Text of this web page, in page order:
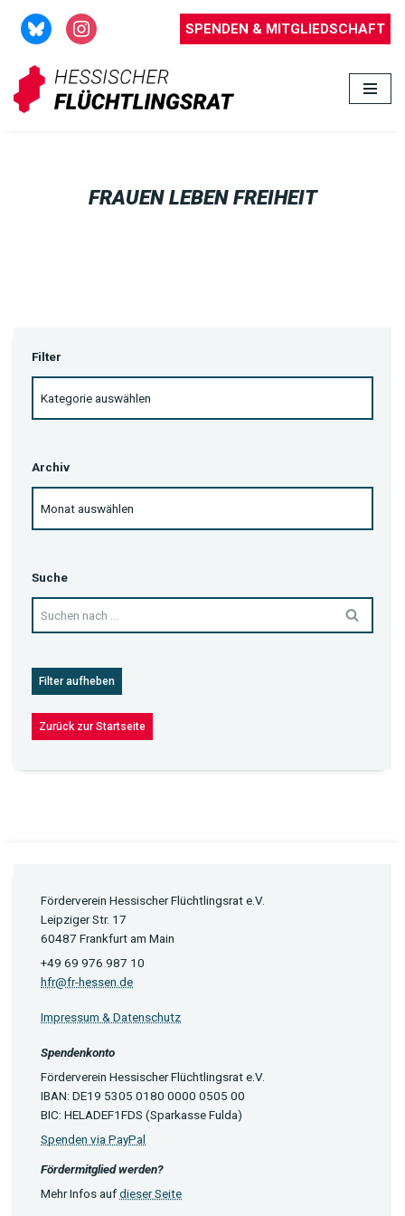
Zum
Inhalt
springen
SPENDEN & MITGLIEDSCHAFT
FRAUEN LEBEN FREIHEIT
Filter
Archiv
Suche
Filter aufheben
Zurück zur Startseite
Förderverein Hessischer Flüchtlingsrat e.V.
Leipziger Str. 17
60487 Frankfurt am Main
+49 69 976 987 10
hfr@fr-hessen.de
Impressum & Datenschutz
Spendenkonto
Förderverein Hessischer Flüchtlingsrat e.V.
IBAN: DE19 5305 0180 0000 0505 00
BIC: HELADEF1FDS (Sparkasse Fulda)
Spenden via PayPal
Fördermitglied werden?
Mehr Infos aufdieser Seite